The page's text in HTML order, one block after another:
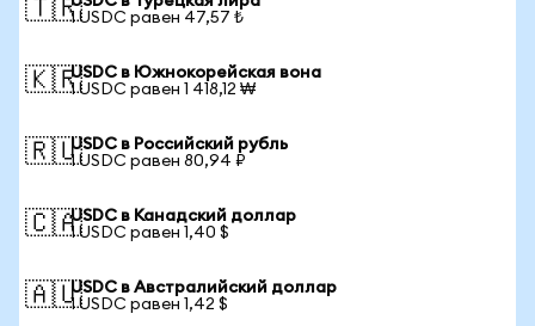
🇹🇷1 USDC равен 47,57 ₺
🇰🇷USDC в Южнокорейская вона
1 USDC равен 1 418,12 ₩
🇷🇺USDC в Российский рубль
1 USDC равен 80,94 ₽
🇨🇦USDC в Канадский доллар
1 USDC равен 1,40 $
🇦🇺USDC в Австралийский доллар
1 USDC равен 1,42 $